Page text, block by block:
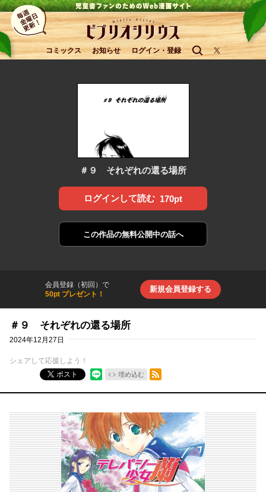
コミックス お知らせ ログイン・登録
＃９ それぞれの還る場所
ログインして読む 170pt
この作品の無料公開中の話へ
会員登録（初回）で
50pt プレゼント！
新規会員登録する
＃９ それぞれの還る場所
2024年12月27日
シェアして応援しよう！
ポスト
埋め込む
RSSフィード